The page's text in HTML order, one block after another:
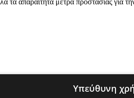
τα απαραίτητα μέτρα προστασίας για
Υπεύθυνη